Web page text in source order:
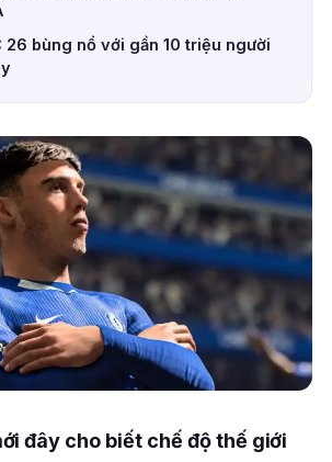
26 bùng nổ với gần 10 triệu người
đây cho biết chế độ thế giới